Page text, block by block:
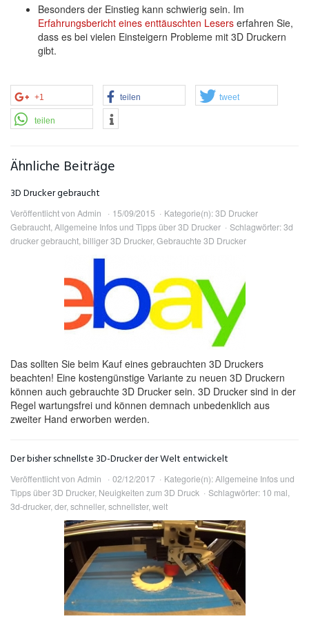
Besonders der Einstieg kann schwierig sein. Im
Erfahrungsbericht eines enttäuschten Lesers erfahren Sie,
dass es bei vielen Einsteigern Probleme mit 3D Druckern
gibt.
+1 teilen tweet
teilen
Ähnliche Beiträge
3D Drucker gebraucht
Veröffentlicht von Admin 15/09/2015 Kategorie(n):3D Drucker
Gebraucht, Allgemeine Infos und Tipps über 3D Drucker Schlagwörter:3d
drucker gebraucht, billiger 3D Drucker, Gebrauchte 3D Drucker
Das sollten Sie beim Kauf eines gebrauchten 3D Druckers
beachten! Eine kostengünstige Variante zu neuen 3D Druckern
können auch gebrauchte 3D Drucker sein. 3D Drucker sind in der
Regel wartungsfrei und können demnach unbedenklich aus
zweiter Hand erworben werden.
Der bisher schnellste 3D-Drucker der Welt entwickelt
Veröffentlicht von Admin 02/12/2017 Kategorie(n):Allgemeine Infos und
Tipps über 3D Drucker, Neuigkeiten zum 3D Druck Schlagwörter: 10 mal,
3d-drucker, der, schneller, schnellster, welt